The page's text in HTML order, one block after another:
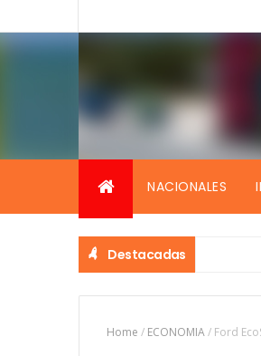
NACIONALES
Destacadas
Home / ECONOMIA/ Ford